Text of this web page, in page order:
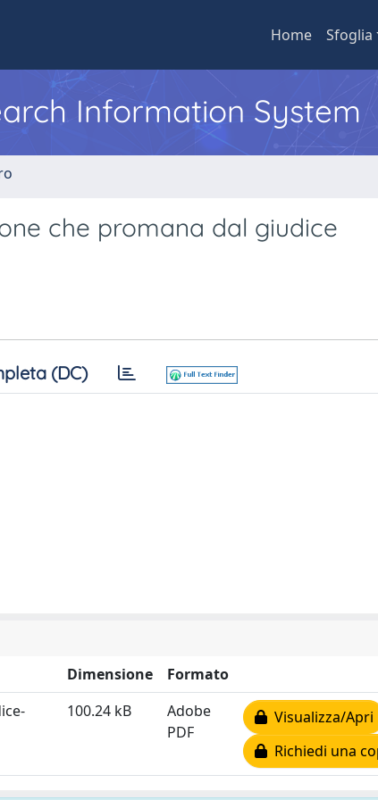
Home Sfoglia
Information System
che promana dal giudice
(DC)
Dimensione
Formato
100.24 kB
Adobe
PDF
Visualizza/Apri
Richiedi una